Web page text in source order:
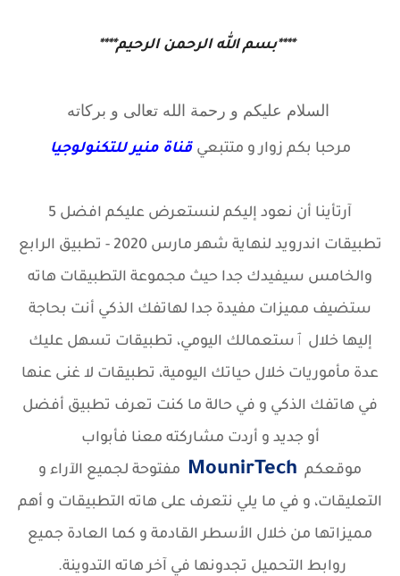
****بسم الله الرحمن الرحيم****
السلام عليكم و رحمة الله تعالى و بركاته
مرحبا بكم زوار و متتبعي قناة منير للتكنولوجيا
آرتأينا أن نعود إليكم لنستعرض عليكم افضل 5
تطبيقات اندرويد لنهاية شهر مارس 2020 - تطبيق الرابع
والخامس سيفيدك جدا حيث مجموعة التطبيقات هاته
ستضيف مميزات مفيدة جدا لهاتفك الذكي أنت بحاجة
إليها خلال ٱستعمالك اليومي، تطبيقات تسهل عليك
عدة مأموريات خلال حياتك اليومية، تطبيقات لا غنى عنها
في هاتفك الذكي و في حالة ما كنت تعرف تطبيق أفضل
أو جديد و أردت مشاركته معنا فأبواب
موقعكم MounirTech
مفتوحة لجميع الآراء و
التعليقات، و في ما يلي نتعرف على هاته التطبيقات و أهم
مميزاتها من خلال الأسطر القادمة و كما العادة جميع
روابط التحميل تجدونها في آخر هاته التدوينة.